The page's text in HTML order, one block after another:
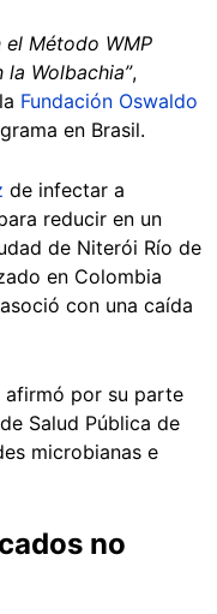
Método WMP
Wolbachia”,
Fundación Oswaldo
en Brasil.
de infectar a
reducir en un
de Niterói Río de
en Colombia
con una caída
afirmó por su parte
Salud Pública de
microbianas e
no